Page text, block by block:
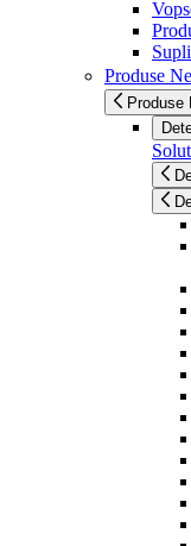
Produse
Produse